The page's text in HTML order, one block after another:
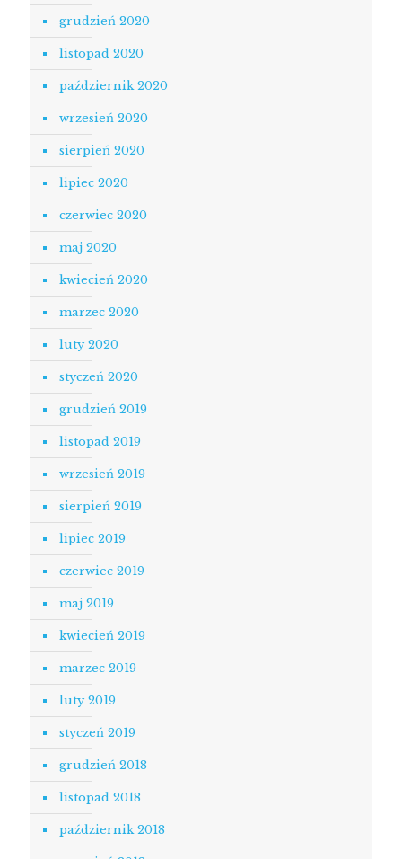
grudzień 2020
listopad 2020
październik 2020
wrzesień 2020
sierpień 2020
lipiec 2020
czerwiec 2020
maj 2020
kwiecień 2020
marzec 2020
luty 2020
styczeń 2020
grudzień 2019
listopad 2019
wrzesień 2019
sierpień 2019
lipiec 2019
czerwiec 2019
maj 2019
kwiecień 2019
marzec 2019
luty 2019
styczeń 2019
grudzień 2018
listopad 2018
październik 2018